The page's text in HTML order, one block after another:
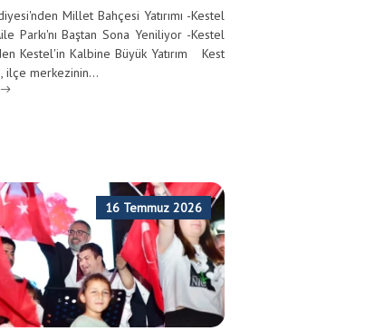
Millet Bahçesi Yatırımı -Kestel
Parkı'nı Baştan Sona Yeniliyor -Kestel
Kestel'in Kalbine Büyük Yatırım Kest
ilçe merkezinin...
16 Temmuz 2026